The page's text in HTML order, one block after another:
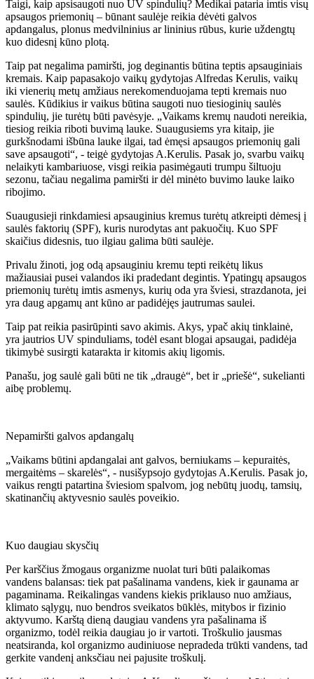
Taigi, kaip apsisaugoti nuo UV spindulių? Medikai pataria imtis visų
apsaugos priemonių – būnant saulėje reikia dėvėti galvos
apdangalus, plonus medvilninius ar lininius rūbus, kurie uždengtų
kuo didesnį kūno plotą.
Taip pat negalima pamiršti, jog deginantis būtina teptis apsauginiais
kremais. Kaip papasakojo vaikų gydytojas Alfredas Kerulis, vaikų
iki vienerių metų amžiaus nerekomenduojama tepti kremais nuo
saulės. Kūdikius ir vaikus būtina saugoti nuo tiesioginių saulės
spindulių, jie turėtų būti pavėsyje. „Vaikams kremų naudoti nereikia,
tiesiog reikia riboti buvimą lauke. Suaugusiems yra kitaip, jie
gurkšnodami išbūna lauke ilgai, tad ėmęsi apsaugos priemonių gali
save apsaugoti“, - teigė gydytojas A.Kerulis. Pasak jo, svarbu vaikų
nelaikyti kambariuose, visgi reikia pasimėgauti trumpu šiltuoju
sezonu, tačiau negalima pamiršti ir dėl minėto buvimo lauke laiko
ribojimo.
Suaugusieji rinkdamiesi apsauginius kremus turėtų atkreipti dėmesį į
saulės faktorių (SPF), kuris nurodytas ant pakuočių. Kuo SPF
skaičius didesnis, tuo ilgiau galima būti saulėje.
Privalu žinoti, jog odą apsauginiu kremu tepti reikėtų likus
mažiausiai pusei valandos iki pradedant degintis. Ypatingų apsaugos
priemonių turėtų imtis asmenys, kurių oda yra šviesi, strazdanota, jei
yra daug apgamų ant kūno ar padidėjęs jautrumas saulei.
Taip pat reikia pasirūpinti savo akimis. Akys, ypač akių tinklainė,
yra jautrios UV spinduliams, todėl esant blogai apsaugai, padidėja
tikimybė susirgti katarakta ir kitomis akių ligomis.
Panašu, jog saulė gali būti ne tik „draugė“, bet ir „priešė“, sukelianti
aibę problemų.
Nepamiršti galvos apdangalų
„Vaikams būtini apdangalai ant galvos, berniukams – kepuraitės,
mergaitėms – skarelės“, - nusišypsojo gydytojas A.Kerulis. Pasak jo,
vaikus rengti patartina šviesiom spalvom, jog nebūtų juodų, tamsių,
skatinančių aktyvesnio saulės poveikio.
Kuo daugiau skysčių
Per karščius žmogaus organizme nuolat turi būti palaikomas
vandens balansas: tiek pat pašalinama vandens, kiek ir gaunama ar
pagaminama. Reikalingas vandens kiekis priklauso nuo amžiaus,
klimato sąlygų, nuo bendros sveikatos būklės, mitybos ir fizinio
aktyvumo. Karštą dieną daugiau vandens yra pašalinama iš
organizmo, todėl reikia daugiau jo ir vartoti. Troškulio jausmas
neatsiranda, kol organizmo audiniuose nepradeda trūkti vandens, tad
gerkite vandenį anksčiau nei pajusite troškulį.